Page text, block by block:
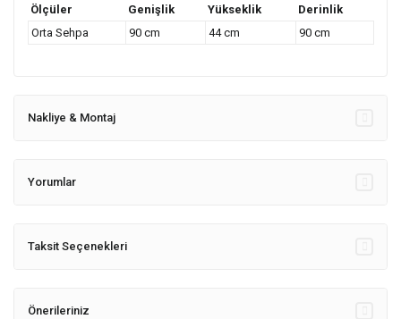
Ölçüler Genişlik Yükseklik
Derinlik
Orta Sehpa
90 cm 44 cm 90 cm
Nakliye & Montaj
Yorumlar
Taksit Seçenekleri
Önerileriniz